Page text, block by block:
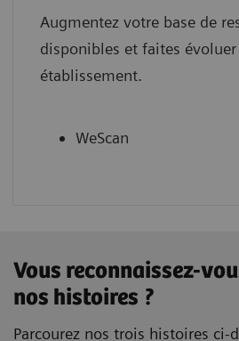
Augmentez votre base de
disponibles et faites
établissement.
WeScan
Vous reconnaissez-
nos histoires ?
Parcourez nos trois histoires ci-